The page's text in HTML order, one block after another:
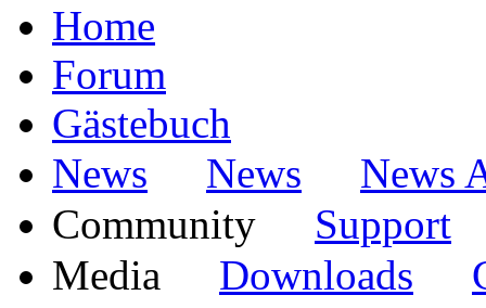
Home
Forum
Gästebuch
News
News
News
Community
Support
Media Downloads